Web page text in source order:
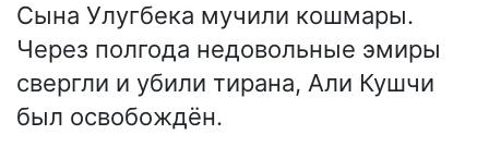
Сына Улугбека мучили кошмары.
Через полгода недовольные эмиры
свергли и убили тирана, Али Кушчи
был освобождён.